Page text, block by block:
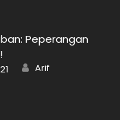
Peperangan
Author
Arif